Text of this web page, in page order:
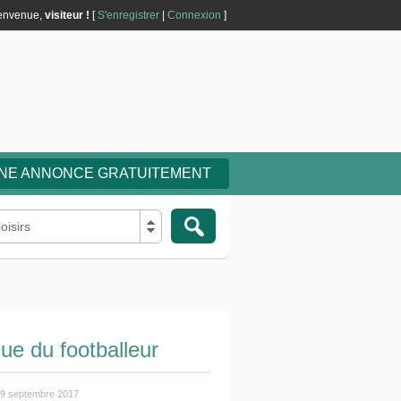
visiteur ! [S'enregistrer Connexion ]
ANNONCE GRATUITEMENT
Pronosimple : site de vente de...
Sports et loisirs